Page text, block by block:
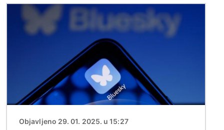
Objavljeno 29. 01. 2025. u 15:27